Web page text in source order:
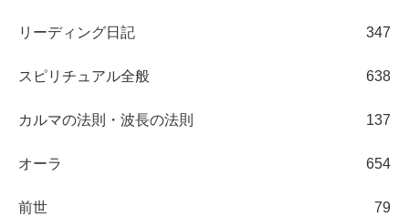
リーディング日記 347
スピリチュアル全般 638
カルマの法則・波長の法則 137
オーラ 654
前世 79